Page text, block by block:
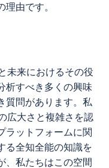
由です。
未来におけるその役
析すべき多くの興味
質問があります。私
広大さと複雑さを認
ラットフォームに関
る全知全能の知識を
、私たちはこの空間